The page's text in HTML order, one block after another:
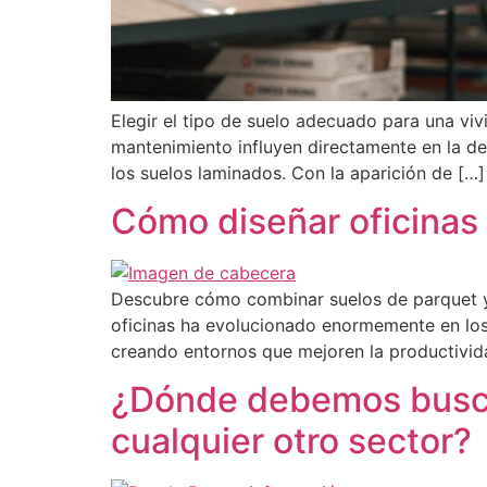
Elegir el tipo de suelo adecuado para una
mantenimiento influyen directamente en la
los suelos laminados. Con la aparición de […]
Cómo diseñar
Descubre cómo combinar suelos de
oficinas ha evolucionado enormemente en
creando entornos que mejoren la
¿Dónde debemos
cualquier otro sector?